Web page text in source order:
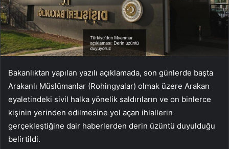
Bakanlıktan yapılan yazılı açıklamada, son günlerde başta
Arakanlı Müslümanlar (Rohingyalar) olmak üzere Arakan
eyaletindeki sivil halka yönelik saldırıların ve on binlerce
kişinin yerinden edilmesine yol açan ihlallerin
gerçekleştiğine dair haberlerden derin üzüntü duyulduğu
belirtildi.